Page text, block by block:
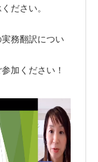
ださい。
務翻訳につい
加ください！